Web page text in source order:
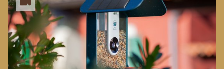
veliko več kot to.